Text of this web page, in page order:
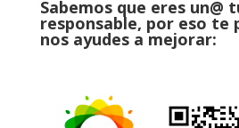
Sabemos que eres un@
responsable, por eso te
nos ayudes a mejorar: